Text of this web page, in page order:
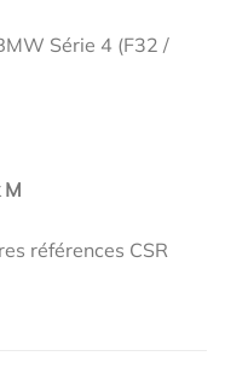
Série 4 (F32 /
M
références CSR